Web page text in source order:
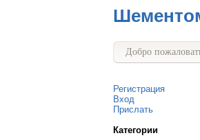
Добро
Регистрация
Вход
Прислать
Категории